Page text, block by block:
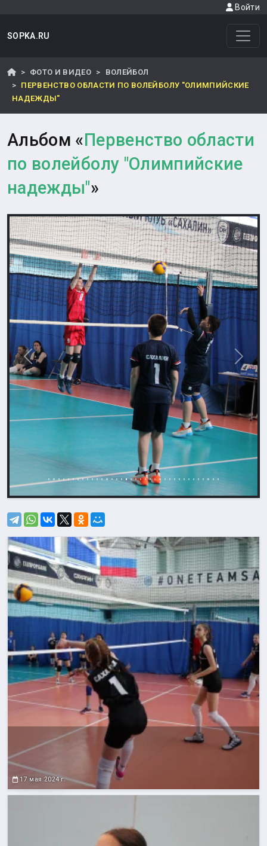
Войти
SOPKA.RU
ФОТО И ВИДЕО
ВОЛЕЙБОЛ
ПЕРВЕНСТВО ОБЛАСТИ ПО ВОЛЕЙБОЛУ "ОЛИМПИЙСКИЕ
НАДЕЖДЫ"
Альбом «Первенство области
по волейболу "Олимпийские
надежды"»
Назад
17 мая 2024 г.